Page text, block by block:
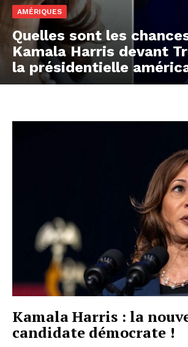
AMÉRIQUES
Quelles sont les
Kamala Harris devant
la présidentielle
Kamala Harris : la
candidate démocrate !